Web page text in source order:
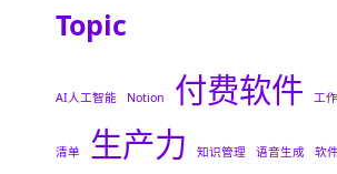
Topic
AI人工智能 Notion 付费软件 工
清单 生产力 知识管理 语音生成 软